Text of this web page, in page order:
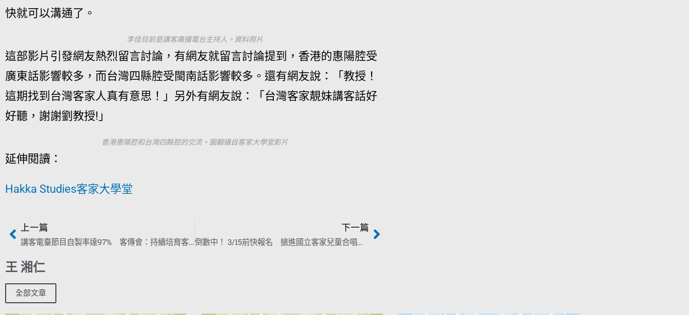
快就可以溝通了。
李佳目前是講客廣播電台主持人。資料照片
這部影片引發網友熱烈留言討論，有網友就留言討論提到，香港的惠陽腔受
廣東話影響較多，而台灣四縣腔受閩南話影響較多。還有網友說：「教授！
這期找到台灣客家人真有意思！」另外有網友說：「台灣客家靚妹講客話好
好聽，謝謝劉教授!」
香港惠陽腔和台灣四縣腔的交流。圖翻攝自客家大學堂影片
延伸閱讀：
Hakka Studies客家大學堂
上一篇
講客電臺節目自製率達97% 客傳會：持續培育客語傳播人才
下一篇
倒數中！ 3/15前快報名 搶進國立客家兒童合唱團最後機會
王 湘仁
全部文章